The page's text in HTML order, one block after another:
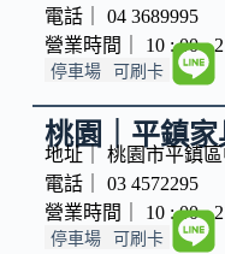
電話｜ 04 3689995
營業時間｜ 10 : 00 -
停車場 可刷卡
桃園｜平鎮家
地址｜ 桃園市平鎮
電話｜ 03 4572295
營業時間｜ 10 : 00 -
停車場 可刷卡